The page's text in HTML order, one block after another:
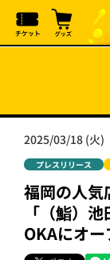
2025/03/18 (火)
プレスリリース
福岡の人気
「（鮨）
OKAにオー